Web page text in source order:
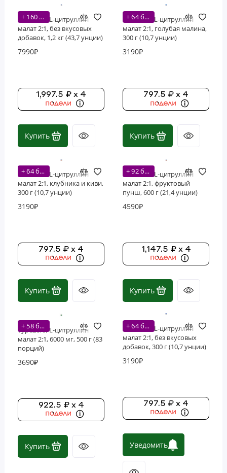
Спортивное питание BUCKED UP
Спортивное питание Богатырь
+ 160 бонусов
Nutricost, L-цитруллин
малат 2:1, без вкусовых
добавок, 1,2 кг (43,7 унции)
7990₽
1,997.5 ₽ x 4
Купить
+ 64 бонусов
Nutricost, L-цитруллин
малат 2:1, голубая малина,
300 г (10,7 унции)
3190₽
797.5 ₽ x 4
Купить
+ 64 бонусов
Nutricost, L-цитруллин
малат 2:1, клубника и киви,
300 г (10,7 унции)
3190₽
797.5 ₽ x 4
Купить
+ 92 бонусов
Nutricost, L-цитруллин
малат 2:1, фруктовый
пунш, 600 г (21,4 унции)
4590₽
1,147.5 ₽ x 4
Купить
+ 58 бонусов
TypeZero, L-цитруллин
малат 2:1, 6000 мг, 500 г (83
порций)
3690₽
922.5 ₽ x 4
Купить
+ 64 бонусов
Nutricost, L-цитруллин
малат 2:1, без вкусовых
добавок, 300 г (10,7 унции)
3190₽
797.5 ₽ x 4
Уведомить